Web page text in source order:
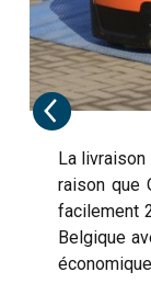
La
raison que
facilement
Belgique